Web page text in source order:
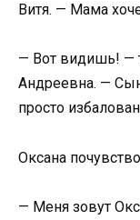
Витя. — Мама
— Вот видишь! —
Андреевна. —
просто
Оксана
— Меня зовут